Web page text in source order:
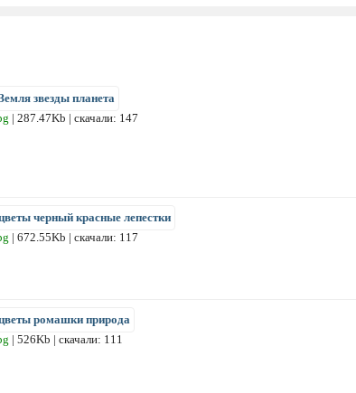
звезды планета
| 287.47Kb | скачали: 147
черный красные лепестки
| 672.55Kb | скачали: 117
ромашки природа
| 526Kb | скачали: 111